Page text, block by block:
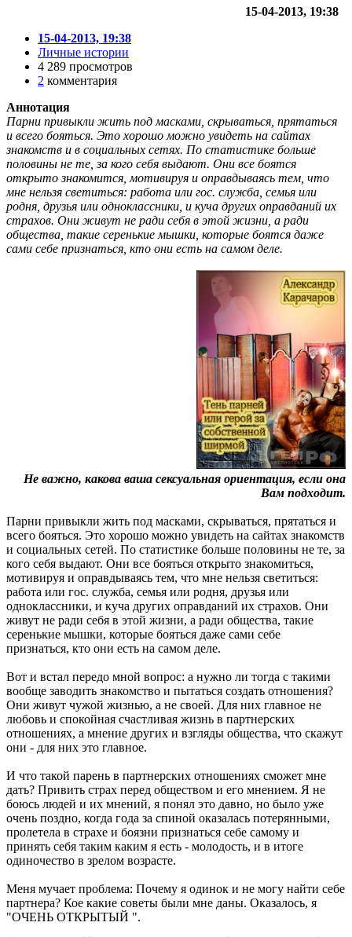
15-04-2013, 19:38
15-04-2013, 19:38
Личные истории
4 289 просмотров
2 комментария
Аннотация
Парни привыкли жить под масками, скрываться, прятаться
и всего бояться. Это хорошо можно увидеть на сайтах
знакомств и в социальных сетях. По статистике больше
половины не те, за кого себя выдают. Они все боятся
открыто знакомится, мотивируя и оправдываясь тем, что
мне нельзя светиться: работа или гос. служба, семья или
родня, друзья или одноклассники, и куча других оправданий их
страхов. Они живут не ради себя в этой жизни, а ради
общества, такие серенькие мышки, которые боятся даже
сами себе признаться, кто они есть на самом деле.
Не важно, какова ваша сексуальная ориентация, если она
Вам подходит.
Парни привыкли жить под масками, скрываться, прятаться и
всего бояться. Это хорошо можно увидеть на сайтах знакомств
и социальных сетей. По статистике больше половины не те, за
кого себя выдают. Они все бояться открыто знакомиться,
мотивируя и оправдываясь тем, что мне нельзя светиться:
работа или гос. служба, семья или родня, друзья или
одноклассники, и куча других оправданий их страхов. Они
живут не ради себя в этой жизни, а ради общества, такие
серенькие мышки, которые бояться даже сами себе
признаться, кто они есть на самом деле.
Вот и встал передо мной вопрос: а нужно ли тогда с такими
вообще заводить знакомство и пытаться создать отношения?
Они живут чужой жизнью, а не своей. Для них главное не
любовь и спокойная счастливая жизнь в партнерских
отношениях, а мнение других и взгляды общества, что скажут
они - для них это главное.
И что такой парень в партнерских отношениях сможет мне
дать? Привить страх перед обществом и его мнением. Я не
боюсь людей и их мнений, я понял это давно, но было уже
очень поздно, когда года за спиной оказалась потерянными,
пролетела в страхе и боязни признаться себе самому и
принять себя таким каким я есть - молодость, и в итоге
одиночество в зрелом возрасте.
Меня мучает проблема: Почему я одинок и не могу найти себе
партнера? Кое какие советы были мне даны. Оказалось, я
"ОЧЕНЬ ОТКРЫТЫЙ ".